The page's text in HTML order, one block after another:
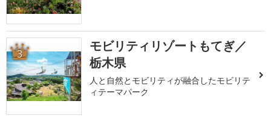
3
モビリティリゾートもてぎ／
栃木県
人と自然とモビリティが融合したモビリテ
ィテーマパーク